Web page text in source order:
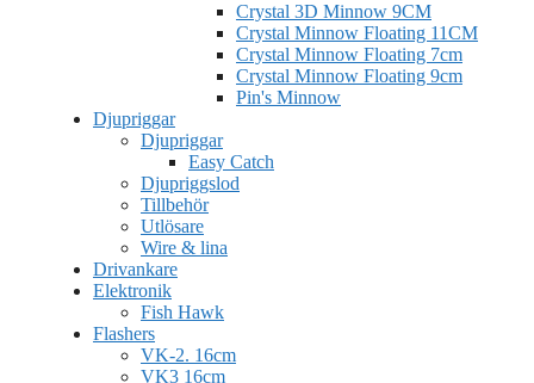
Crystal 3D Minnow 9CM
Crystal Minnow Floating 11CM
Crystal Minnow Floating 7cm
Crystal Minnow Floating 9cm
Pin's Minnow
Djupriggar
Djupriggar
Easy Catch
Djupriggslod
Tillbehör
Utlösare
Wire & lina
Drivankare
Elektronik
Fish Hawk
Flashers
VK-2. 16cm
VK3 16cm